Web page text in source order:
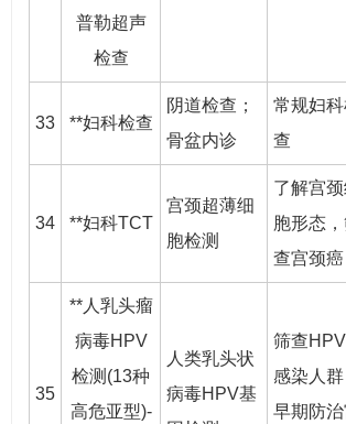
普勒超声
检查
33 **妇科检查
阴道检查；
骨盆内诊
常规妇科
查
34 **妇科TCT
宫颈超薄细
胞检测
了解宫
胞形态
查宫颈癌
35
**人乳头瘤
病毒HPV
检测(13种
高危亚型)-
人类乳头状
病毒HPV基
筛查HPV
感染人群
早期防治